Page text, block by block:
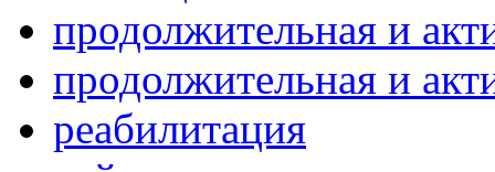
продолжительная и
продолжительная и
реабилитация